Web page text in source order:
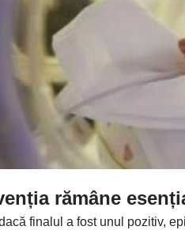
rămâne
finalul a fost unul pozitiv,